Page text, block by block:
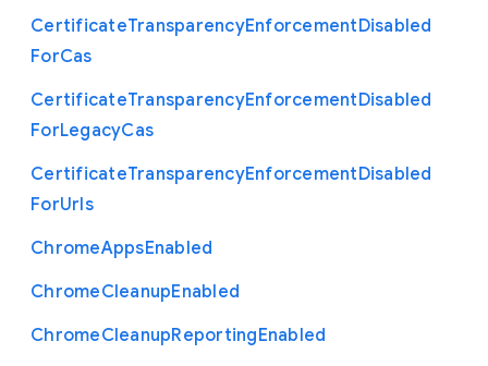
CertificateTransparencyEnforcementDisabled
ForCas
CertificateTransparencyEnforcementDisabled
ForLegacyCas
CertificateTransparencyEnforcementDisabled
ForUrls
ChromeAppsEnabled
ChromeCleanupEnabled
ChromeCleanupReportingEnabled